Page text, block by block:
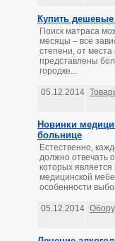
Купить
Поиск матраса
месяцы – все
степени, от
представлены
городке...
05.12.2014
Новинки
больнице
Естественно,
должно отвечать
которых является
медицинской
особенности
05.12.2014